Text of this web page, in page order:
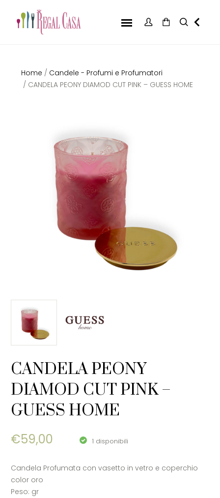
Home / Candele - Profumi e Profumatori
/ CANDELA PEONY DIAMOD CUT PINK – GUESS HOME
CANDELA PEONY
DIAMOD CUT PINK –
GUESS HOME
€59,00 1 disponibili
Candela Profumata con vasetto in vetro e coperchio
color oro
Peso: gr